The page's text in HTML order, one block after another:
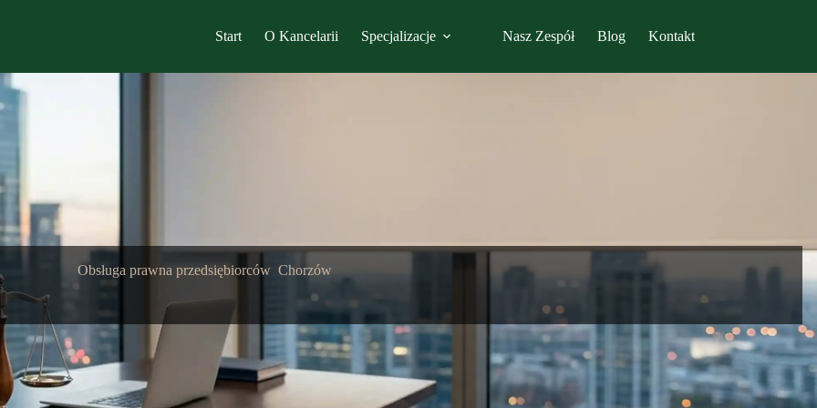
Start O Kancelarii Specjalizacje Nasz Zespół Blog Kontakt
Obsługa prawna przedsiębiorców Chorzów